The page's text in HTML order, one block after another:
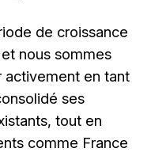
de croissance
nous sommes
activement en tant
ses
tout en
comme France